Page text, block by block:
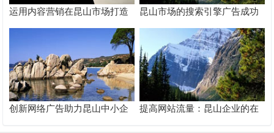
运用内容营销在昆山市场打造
品牌影响力
昆山市场的搜索引擎广告成功
案例分析
创新网络广告助力昆山中小企
提高网站流量：昆山企业的在